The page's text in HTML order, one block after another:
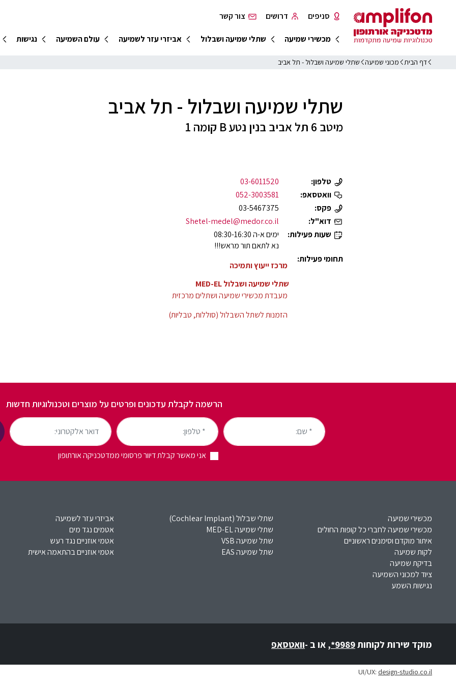
מכשירי שמיעה שתלי שמיעה ושבלול אביזרי עזר לשמיעה עולם השמיעה נגישות
סניפים דרושים צור קשר
דף הבית מכוני שמיעה שתלי שמיעה ושבלול - תל אביב
שתלי שמיעה ושבלול - תל אביב
מיטב 6 תל אביב בנין נטע B קומה 1
טלפון:
03-6011520
וואטסאפ:
052-3003581
פקס:
03-5467375
דוא"ל:
Shetel-medel@medor.co.il
שעות פעילות:
ימים א-ה 08:30-16:30
נא לתאם תור מראש!!!
תחומי פעילות:
מרכז ייעוץ ותמיכה
שתלי שמיעה ושבלול MED-EL
מעבדת מכשירי שמיעה ושתלים מרכזית
הזמנות לשתל השבלול (סוללות, טבליות)
הרשמה לקבלת עדכונים ופרטים על מוצרים וטכנולוגיות חדשות
* שם: * טלפון: דואר אלקטרוני:
אני מאשר קבלת דיוור פרסומי ממדטכניקה אורתופון
מכשירי שמיעה
מכשירי שמיעה לחברי כל קופות החולים
איתור מוקדם וסימנים ראשוניים
לקות שמיעה
בדיקת שמיעה
ציוד למכוני השמיעה
נגישות השמע
שתלי שבלול (Cochlear Implant)​
שתלי שמיעה MED-EL​
שתל שמיעה VSB
שתל שמיעה EAS
אביזרי עזר לשמיעה
אטמים נגד מים
אטמי אוזניים נגד רעש
אטמי אוזניים בהתאמה אישית
מוקד שירות לקוחות*9989
, או ב -וואטסאפ
UI/UX: design-studio.co.il